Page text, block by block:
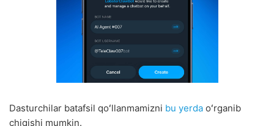
Dasturchilar batafsil qoʻllanmamizni bu yerda oʻrganib
chiqishi mumkin.